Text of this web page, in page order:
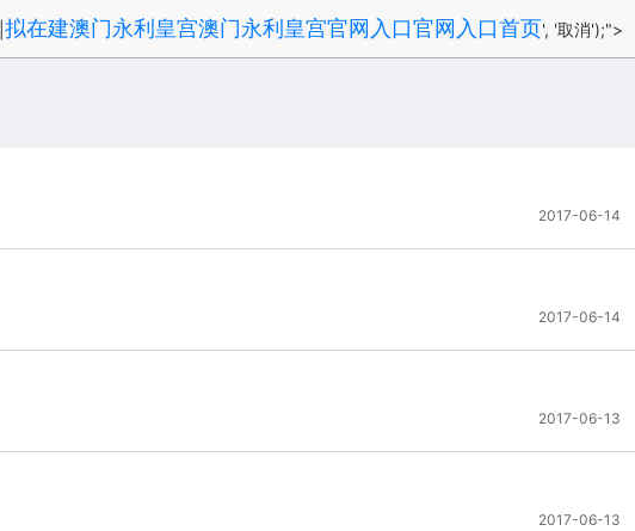
拟在建澳门永利皇宫澳门永利皇宫官网入口官网入口首页', '取消');">
2017-06-14
2017-06-14
2017-06-13
2017-06-13